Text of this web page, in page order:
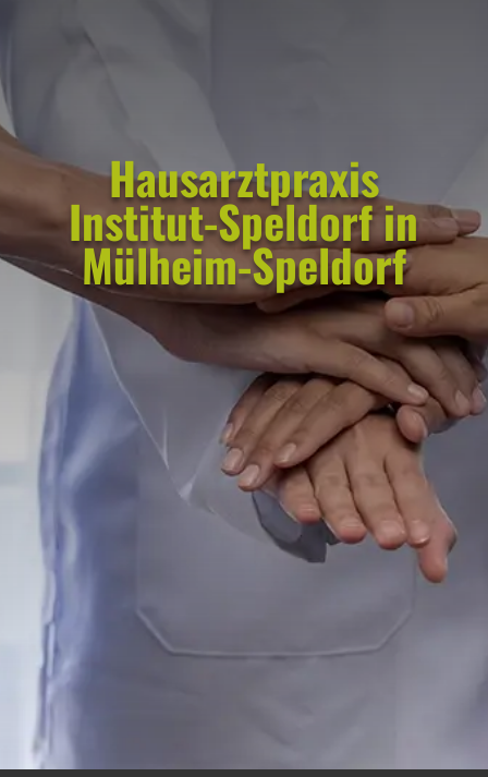
Hausarztpraxis
Institut-Speldorf in
Mülheim-Speldorf